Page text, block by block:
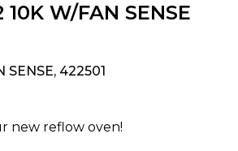
W/FAN SENSE
422501
new reflow oven!